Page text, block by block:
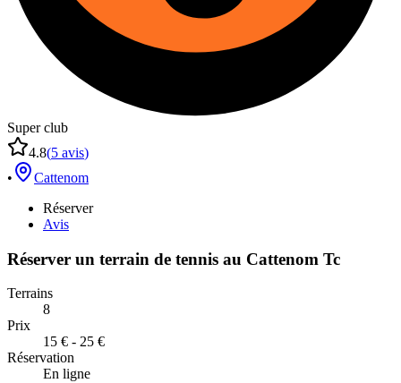
Super club
4.8(5 avis)
•
Cattenom
Réserver
Avis
Réserver un terrain de tennis au Cattenom Tc
Terrains
8
Prix
15 € - 25 €
Réservation
En ligne